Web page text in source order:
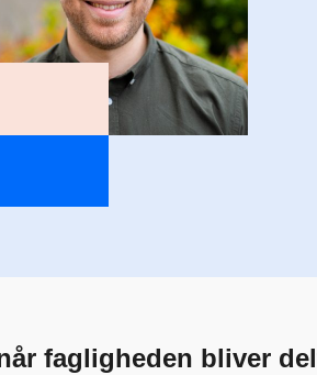
fagligheden bliver